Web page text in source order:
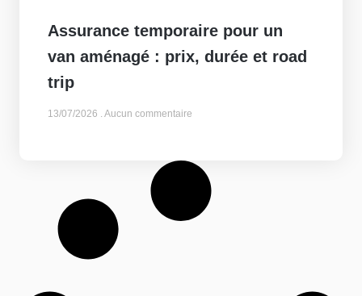
Assurance temporaire pour un
van aménagé : prix, durée et road
trip
13/07/2026 Aucun commentaire